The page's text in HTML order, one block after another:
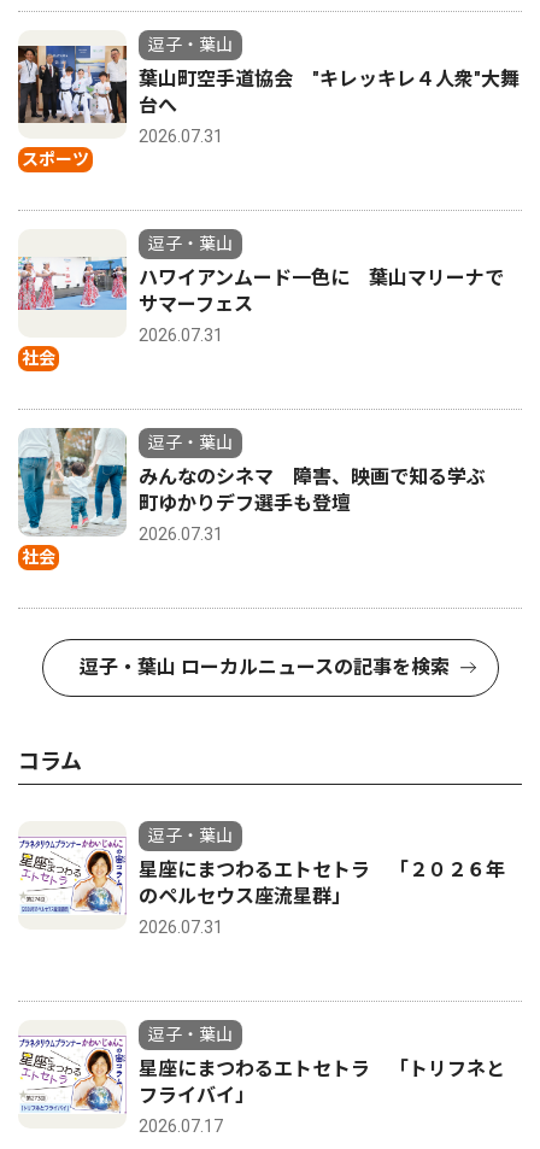
スポーツ
逗子・葉山
葉山町空手道協会 "キレッキレ４人衆"大舞
台へ
2026.07.31
社会
逗子・葉山
ハワイアンムード一色に 葉山マリーナで
サマーフェス
2026.07.31
社会
逗子・葉山
みんなのシネマ 障害、映画で知る学ぶ
町ゆかりデフ選手も登壇
2026.07.31
逗子・葉山 ローカルニュースの記事を検索
コラム
逗子・葉山
星座にまつわるエトセトラ 「２０２６年
のペルセウス座流星群」
2026.07.31
逗子・葉山
星座にまつわるエトセトラ 「トリフネと
フライバイ」
2026.07.17